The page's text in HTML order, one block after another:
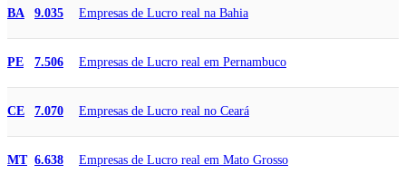
BA 9.035 Empresas de Lucro real na Bahia
PE 7.506 Empresas de Lucro real em Pernambuco
CE 7.070 Empresas de Lucro real no Ceará
MT 6.638 Empresas de Lucro real em Mato Grosso